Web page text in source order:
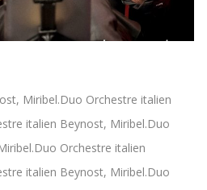
Miribel.Duo Orchestre italien
italien Beynost, Miribel.Duo
Orchestre italien
italien Beynost, Miribel.Duo